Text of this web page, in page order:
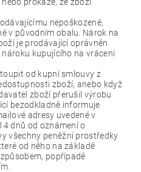
nepoškozené,
v původním obalu. Nárok na
je prodávající oprávněn
kupujícího na vrácení
od kupní smlouvy z
zboží, anebo když
zboží přerušil výrobu
bezodkladně informuje
adresy uvedené v
dnů od oznámení o
všechny peněžní prostředky
od něho na základě
popřípadě